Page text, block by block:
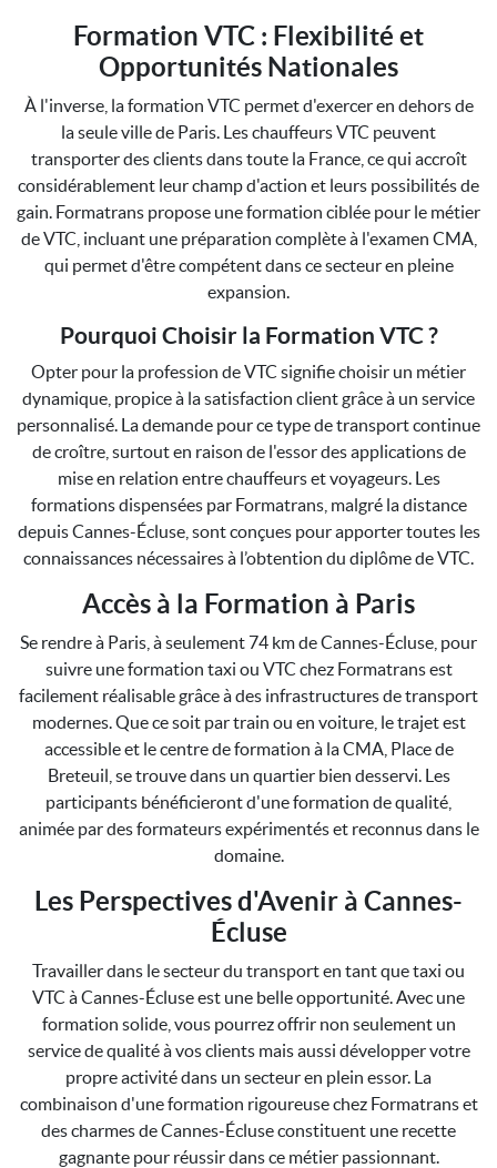
Formation VTC : Flexibilité et
Opportunités Nationales
À l'inverse, la formation VTC permet d'exercer en dehors de
la seule ville de Paris. Les chauffeurs VTC peuvent
transporter des clients dans toute la France, ce qui accroît
considérablement leur champ d'action et leurs possibilités de
gain. Formatrans propose une formation ciblée pour le métier
de VTC, incluant une préparation complète à l'examen CMA,
qui permet d'être compétent dans ce secteur en pleine
expansion.
Pourquoi Choisir la Formation VTC ?
Opter pour la profession de VTC signifie choisir un métier
dynamique, propice à la satisfaction client grâce à un service
personnalisé. La demande pour ce type de transport continue
de croître, surtout en raison de l'essor des applications de
mise en relation entre chauffeurs et voyageurs. Les
formations dispensées par Formatrans, malgré la distance
depuis Cannes-Écluse, sont conçues pour apporter toutes les
connaissances nécessaires à l’obtention du diplôme de VTC.
Accès à la Formation à Paris
Se rendre à Paris, à seulement 74 km de Cannes-Écluse, pour
suivre une formation taxi ou VTC chez Formatrans est
facilement réalisable grâce à des infrastructures de transport
modernes. Que ce soit par train ou en voiture, le trajet est
accessible et le centre de formation à la CMA, Place de
Breteuil, se trouve dans un quartier bien desservi. Les
participants bénéficieront d'une formation de qualité,
animée par des formateurs expérimentés et reconnus dans le
domaine.
Les Perspectives d'Avenir à Cannes-
Écluse
Travailler dans le secteur du transport en tant que taxi ou
VTC à Cannes-Écluse est une belle opportunité. Avec une
formation solide, vous pourrez offrir non seulement un
service de qualité à vos clients mais aussi développer votre
propre activité dans un secteur en plein essor. La
combinaison d'une formation rigoureuse chez Formatrans et
des charmes de Cannes-Écluse constituent une recette
gagnante pour réussir dans ce métier passionnant.